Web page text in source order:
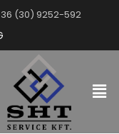
(30) 9252-592